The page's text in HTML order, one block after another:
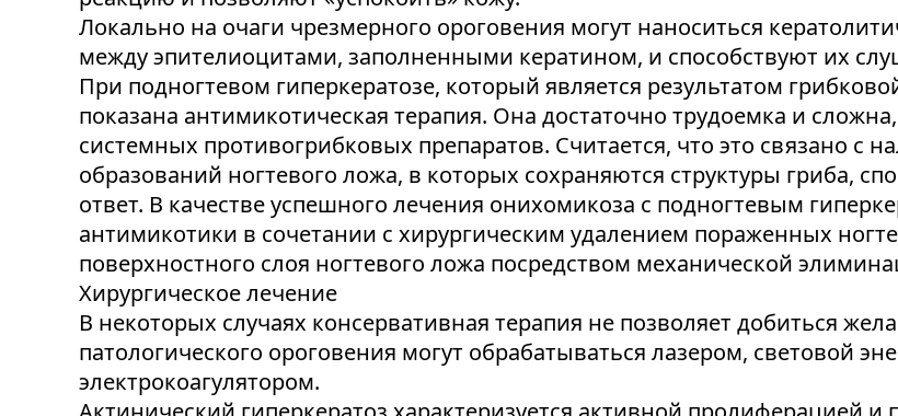
Локально на очаги чрезмерного ороговения могут наноситься
между эпителиоцитами, заполненными кератином, и способствуют их
При подногтевом гиперкератозе, который является результатом
показана антимикотическая терапия. Она достаточно трудоемка и
системных противогрибковых препаратов. Считается, что это связано с
образований ногтевого ложа, в которых сохраняются структуры гриба,
ответ. В качестве успешного лечения онихомикоза с подногтевым
антимикотики в сочетании с хирургическим удалением пораженных
поверхностного слоя ногтевого ложа посредством механической
Хирургическое лечение
В некоторых случаях консервативная терапия не позволяет добиться
патологического ороговения могут обрабатываться лазером, световой
электрокоагулятором.